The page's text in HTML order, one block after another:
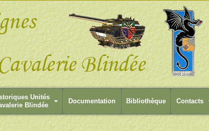
Unités
Blindée
Documentation Bibliothèque Contacts